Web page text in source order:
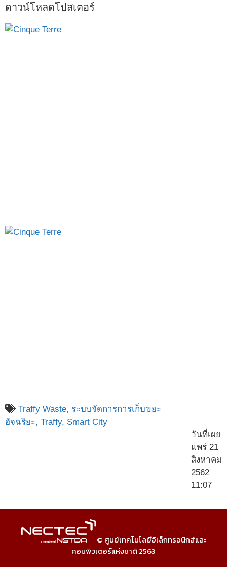
ดาวน์โหลดโปสเตอร์
Traffy Waste, ระบบจัดการการเก็บขยะ
อัจฉริยะ, Traffy, Smart City
วันที่เผย
แพร่ 21
สิงหาคม
2562
11:07
© ศูนย์เทคโนโลยีอิเล็กทรอนิกส์และ
คอมพิวเตอร์แห่งชาติ 2563